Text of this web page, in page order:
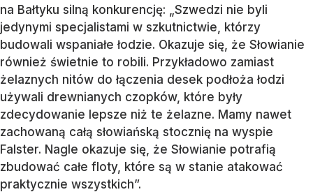
na Bałtyku silną konkurencję: „Szwedzi nie byli
jedynymi specjalistami w szkutnictwie, którzy
budowali wspaniałe łodzie. Okazuje się, że Słowianie
również świetnie to robili. Przykładowo zamiast
żelaznych nitów do łączenia desek podłoża łodzi
używali drewnianych czopków, które były
zdecydowanie lepsze niż te żelazne. Mamy nawet
zachowaną całą słowiańską stocznię na wyspie
Falster. Nagle okazuje się, że Słowianie potrafią
zbudować całe floty, które są w stanie atakować
praktycznie wszystkich”.